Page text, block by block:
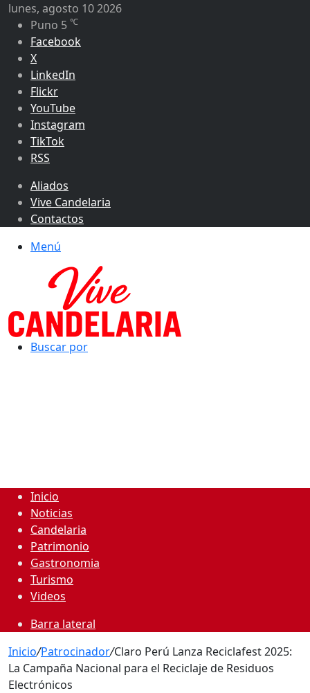
lunes, agosto 10 2026
Puno 5 ℃
Facebook
X
LinkedIn
Flickr
YouTube
Instagram
TikTok
RSS
Aliados
Vive Candelaria
Contactos
Menú
Buscar por
Inicio
Noticias
Candelaria
Patrimonio
Gastronomia
Turismo
Videos
Barra lateral
Inicio/Patrocinador/Claro Perú Lanza Reciclafest 2025:
La Campaña Nacional para el Reciclaje de Residuos
Electrónicos